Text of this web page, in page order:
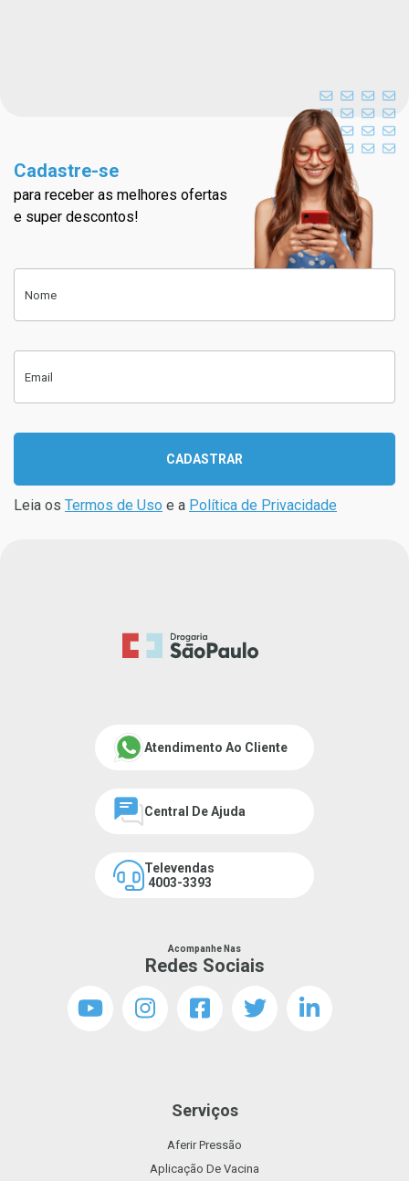
Cadastre-se na nossa
Cadastre-se
para receber as melhores ofertas
e super descontos!
Nome
Email
CADASTRAR
Leia os Termos de Uso e a Política de Privacidade
Atendimento Ao Cliente
Central De Ajuda
Televendas
4003-3393
Acompanhe Nas
Redes Sociais
Serviços
Aferir Pressão
Aplicação De Vacina